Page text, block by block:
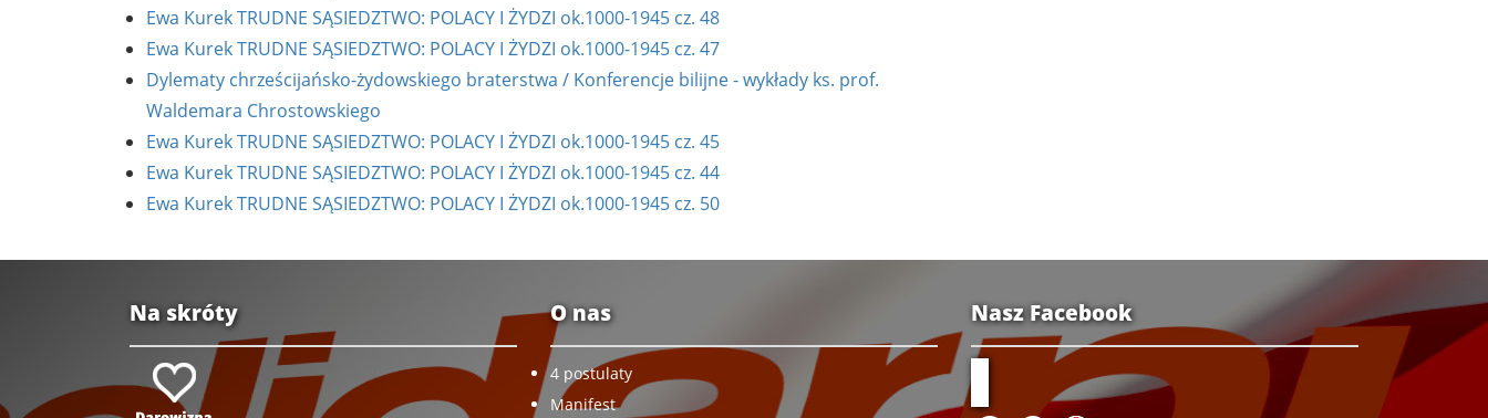
Ewa Kurek TRUDNE SĄSIEDZTWO: POLACY I ŻYDZI ok.1000-1945 cz. 48
Ewa Kurek TRUDNE SĄSIEDZTWO: POLACY I ŻYDZI ok.1000-1945 cz. 47
Dylematy chrześcijańsko-żydowskiego braterstwa / Konferencje bilijne - wykłady ks. prof.
Waldemara Chrostowskiego
Ewa Kurek TRUDNE SĄSIEDZTWO: POLACY I ŻYDZI ok.1000-1945 cz. 45
Ewa Kurek TRUDNE SĄSIEDZTWO: POLACY I ŻYDZI ok.1000-1945 cz. 44
Ewa Kurek TRUDNE SĄSIEDZTWO: POLACY I ŻYDZI ok.1000-1945 cz. 50
Na skróty O nas
4 postulaty
Manifest
Nasz Facebook